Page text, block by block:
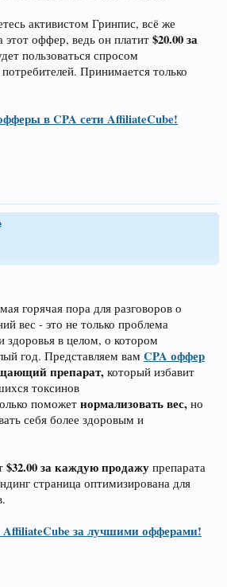
активистом Гринпис, всё же
этот оффер, ведь он платит $20.00 за
пользоваться спросом
Принимается только
в CPA сети AffiliateCube!
горячая пора для разговоров о
вес - это не только проблема
здоровья в целом, о котором
год. Представляем вам CPA оффер
препарат, который избавит
токсинов
поможет нормализовать вес, но
себя более здоровым и
$32.00 за каждую продажу препарата
страница оптимизирована для
AffiliateCube за лучшими офферами!